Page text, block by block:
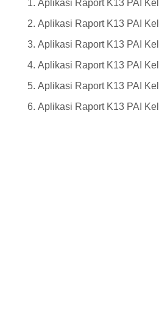
Aplikasi Raport K13 PAI
Aplikasi Raport K13 PAI
Aplikasi Raport K13 PAI
Aplikasi Raport K13 PAI
Aplikasi Raport K13 PAI
Aplikasi Raport K13 PAI